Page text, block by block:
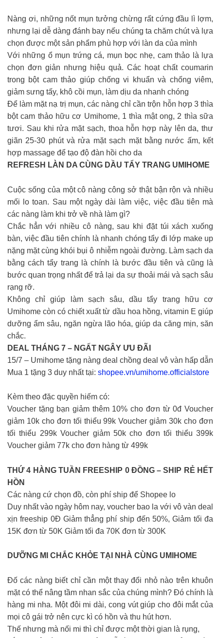
Nàng ơi, những nốt mụn tưởng chừng rất cứng đầu lì lợm,
nhưng lại dễ dàng đánh bay nếu chúng ta chăm chút và lựa
chọn được một sản phẩm phù hợp với làn da của mình
Với những ổ mụn trứng cá, mụn bọc nhẹ, cam thảo là lựa
chọn đơn giản nhưng hiệu quả. Các hoạt chất coumarin
trong bột cam thảo giúp chống vi khuẩn và chống viêm,
giảm sưng tấy, khô cồi mụn, làm dịu da nhanh chóng
Để làm mặt nạ trị mụn, các nàng chỉ cần trộn hỗn hợp 3 thìa
bột cam thảo hữu cơ Umihome, 1 thìa mật ong, 2 thìa sữa
tươi. Sau khi rửa mặt sạch, thoa hỗn hợp này lên da, thư
giãn 25-30 phút và rửa mặt sạch mặt bằng nước ấm, kết
hợp massage để tạo độ đàn hồi cho da
REFRESH LÀN DA CÙNG DẦU TẨY TRANG UMIHOME
Cuộc sống của một cô nàng công sở thật bận rộn và nhiều
mối lo toan. Sau một ngày dài làm việc, việc đầu tiên mà
các nàng làm khi trở về nhà làm gì?
Chắc hẳn với nhiều cô nàng, sau khi đặt túi xách xuống
bàn, việc đầu tiên chính là nhanh chóng tẩy đi lớp make up
nặng mặt cùng khói bụi ô nhiễm ngoài đường. Làm sạch da
bằng cách tẩy trang là chính là bước đầu tiên và cũng là
bước quan trọng nhất để trả lại da sự thoải mái và sạch sâu
rạng rỡ.
Không chỉ giúp làm sạch sâu, dầu tẩy trang hữu cơ
Umihome còn có chiết xuất từ dầu hoa hồng, vitamin E giúp
dưỡng ẩm sâu, ngăn ngừa lão hóa, giúp da căng mịn, săn
chắc.
DEAL THÁNG 7 – NGẤT NGÂY ƯU ĐÃI
15/7 – Umihome tặng nàng deal chồng deal vô vàn hấp dẫn
Mua 1 tặng 3 duy nhất tại: shopee.vn/umihome.officialstore
Kèm theo đặc quyền hiếm có:
Voucher tặng bạn giảm thêm 10% cho đơn từ 0đ Voucher
giảm 10k cho đơn tối thiểu 99k Voucher giảm 30k cho đơn
tối thiểu 299k Voucher giảm 50k cho đơn tối thiểu 399k
Voucher giảm 77k cho đơn hàng từ 499k
THỨ 4 HÀNG TUẦN FREESHIP 0 ĐỒNG – SHIP RẺ HẾT
HỒN
Các nàng cứ chọn đồ, còn phí ship để Shopee lo
Duy nhất vào ngày hôm nay, voucher bao la với vô vàn deal
xịn freeship 0Đ Giảm thẳng phí ship đến 50%, Giảm tối đa
15K đơn từ 50K Giảm tối đa 70K đơn từ 300K
DƯỠNG MI CHẮC KHỎE TẠI NHÀ CÙNG UMIHOME
Đố các nàng biết chỉ cần một thay đổi nhỏ nào trên khuôn
mặt có thể nâng tầm nhan sắc của chúng mình? Đó chính là
hàng mi nha. Một đôi mi dài, cong vút giúp cho đôi mắt của
mọi cô gái trở nên cực kì có hồn và thu hút hơn.
Thế nhưng mà nối mi thì chỉ được một thời gian là rụng,